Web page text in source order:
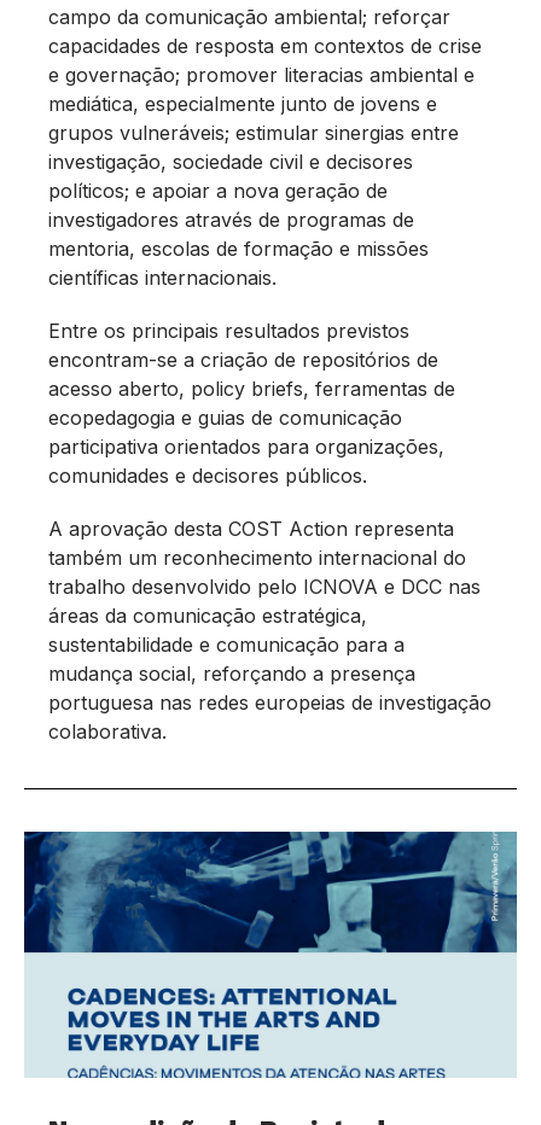
campo da comunicação ambiental; reforçar
capacidades de resposta em contextos de crise
e governação; promover literacias ambiental e
mediática, especialmente junto de jovens e
grupos vulneráveis; estimular sinergias entre
investigação, sociedade civil e decisores
políticos; e apoiar a nova geração de
investigadores através de programas de
mentoria, escolas de formação e missões
científicas internacionais.
Entre os principais resultados previstos
encontram-se a criação de repositórios de
acesso aberto, policy briefs, ferramentas de
ecopedagogia e guias de comunicação
participativa orientados para organizações,
comunidades e decisores públicos.
A aprovação desta COST Action representa
também um reconhecimento internacional do
trabalho desenvolvido pelo ICNOVA e DCC nas
áreas da comunicação estratégica,
sustentabilidade e comunicação para a
mudança social, reforçando a presença
portuguesa nas redes europeias de investigação
colaborativa.